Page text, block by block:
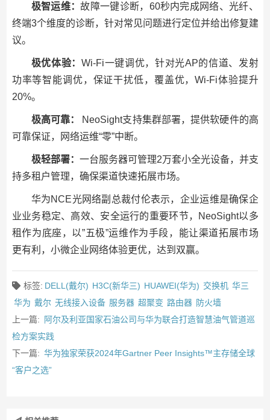
极智运维：故障一键诊断，60秒内完成网络、光纤、
终端3个维度的诊断，针对常见问题进行定位并给出修复建
议。
极优体验： Wi-Fi一键调优，针对光AP的信道、发射
功率等智能调优，保证干扰低，覆盖优，Wi-Fi体验提升
20%。
极高可靠： NeoSight支持集群部署，提供软硬件的高
可靠保证，网络运维“零”中断。
极轻部署： 一台服务器可管理2万套小全光设备，并支
持多租户管理，确保渠道快速拓展市场。
华为NCE光网络副总裁付伦表示，企业运维是确保企
业业务稳定、高效、安全运行的重要环节，NeoSight以多
租作为底座，以”五极”运维作为手段，能让渠道拓展市场
更有利，小微企业网络体验更优，达到双赢。
标签: DELL(戴尔) H3C(新华三) HUAWEI(华为) 交换机 华三
华为 戴尔 无线接入设备 服务器 超聚变 路由器 防火墙
上一篇:
阿尔及利亚国家石油公司与华为联合打造智慧油气管道巡
检方案实践
下一篇: 华为独家荣获2024年Gartner Peer Insights™主存储全球
“客户之选”